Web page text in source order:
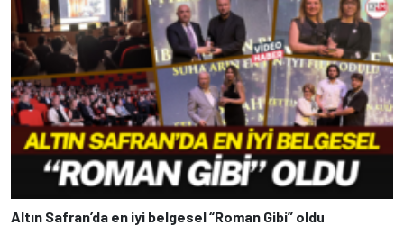
Altın Safran’da en iyi belgesel “Roman Gibi” oldu